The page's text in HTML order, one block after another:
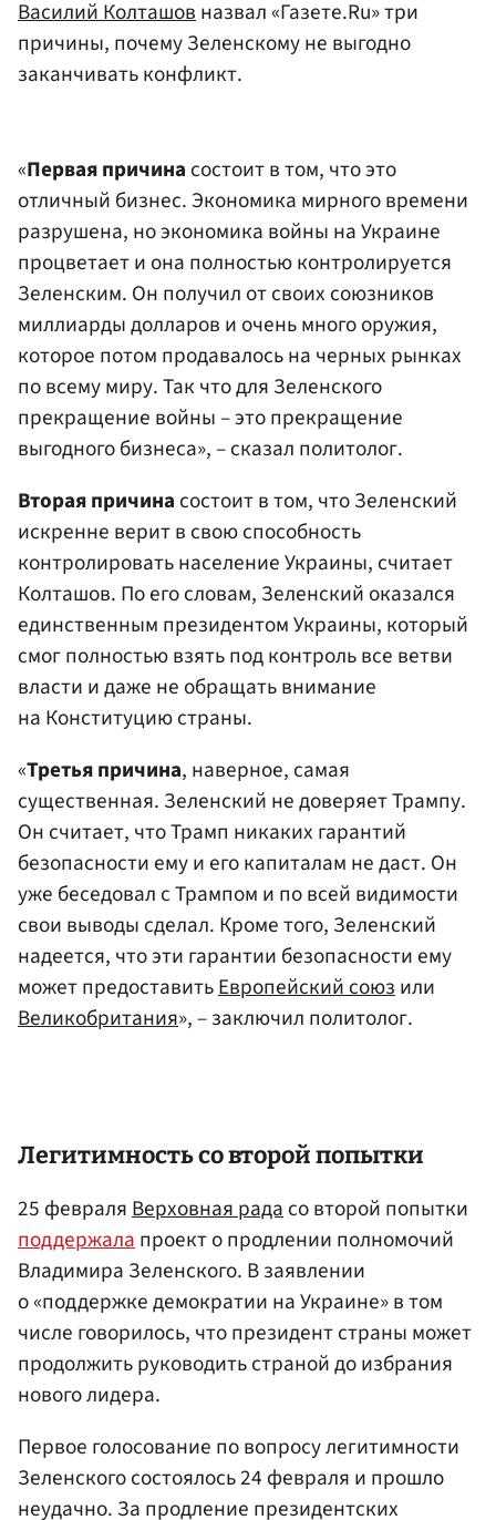
Василий Колташовназвал «Газете.Ru» три
причины, почему Зеленскому не выгодно
заканчивать конфликт.
«Первая причина состоит в том, что это
отличный бизнес. Экономика мирного времени
разрушена, но экономика войны на Украине
процветает и она полностью контролируется
Зеленским. Он получил от своих союзников
миллиарды долларов и очень много оружия,
которое потом продавалось на черных рынках
по всему миру. Так что для Зеленского
прекращение войны – это прекращение
выгодного бизнеса», – сказал политолог.
Вторая причина состоит в том, что Зеленский
искренне верит в свою способность
контролировать население Украины, считает
Колташов. По его словам, Зеленский оказался
единственным президентом Украины, который
смог полностью взять под контроль все ветви
власти и даже не обращать внимание
на Конституцию страны.
«Третья причина, наверное, самая
существенная. Зеленский не доверяет Трампу.
Он считает, что Трамп никаких гарантий
безопасности ему и его капиталам не даст. Он
уже беседовал с Трампом и по всей видимости
свои выводы сделал. Кроме того, Зеленский
надеется, что эти гарантии безопасности ему
может предоставитьЕвропейский союзили
Великобритания», – заключил политолог.
Легитимность со второй попытки
25 февраляВерховная радасо второй попытки
поддержалапроект о продлении полномочий
Владимира Зеленского. В заявлении
о «поддержке демократии на Украине» в том
числе говорилось, что президент страны может
продолжить руководить страной до избрания
нового лидера.
Первое голосование по вопросу легитимности
Зеленского состоялось 24 февраля и прошло
неудачно. За продление президентских